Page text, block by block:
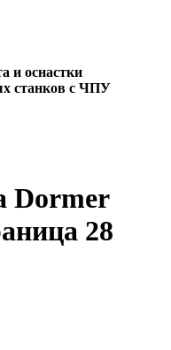
и оснастки
станков с ЧПУ
Dormer
28